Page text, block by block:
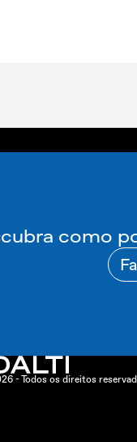
como
- Todos os direitos